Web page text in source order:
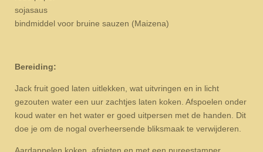
sojasaus
bindmiddel voor bruine sauzen (Maizena)
Bereiding:
Jack fruit goed laten uitlekken, wat uitvringen en in licht
gezouten water een uur zachtjes laten koken. Afspoelen onder
koud water en het water er goed uitpersen met de handen. Dit
doe je om de nogal overheersende bliksmaak te verwijderen.